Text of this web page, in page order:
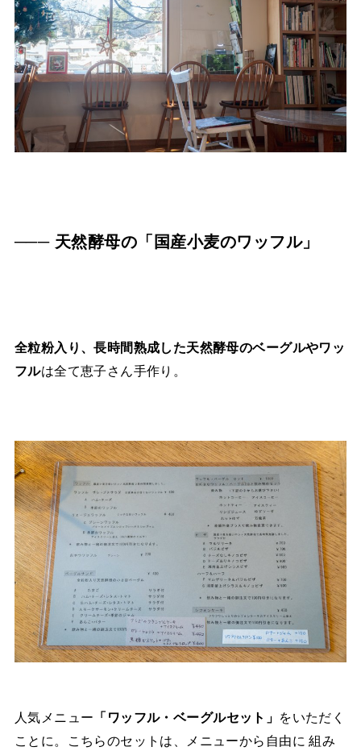
─── 天然酵母の「国産小麦のワッフル」
全粒粉入り、長時間熟成した天然酵母のベーグルやワッ
フルは全て恵子さん手作り。
人気メニュー 「ワッフル・ベーグルセット」 をいただく
ことに。こちらのセットは、メニューから自由に 組み